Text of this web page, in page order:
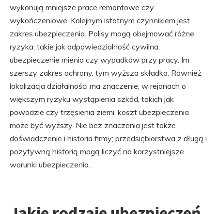
wykonują mniejsze prace remontowe czy
wykończeniowe. Kolejnym istotnym czynnikiem jest
zakres ubezpieczenia. Polisy mogą obejmować różne
ryzyka, takie jak odpowiedzialność cywilna,
ubezpieczenie mienia czy wypadków przy pracy. Im
szerszy zakres ochrony, tym wyższa składka. Również
lokalizacja działalności ma znaczenie; w rejonach o
większym ryzyku wystąpienia szkód, takich jak
powodzie czy trzęsienia ziemi, koszt ubezpieczenia
może być wyższy. Nie bez znaczenia jest także
doświadczenie i historia firmy; przedsiębiorstwa z długą i
pozytywną historią mogą liczyć na korzystniejsze
warunki ubezpieczenia.